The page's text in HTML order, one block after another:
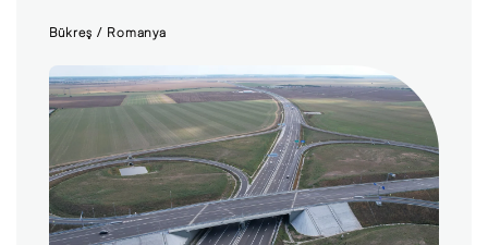
Bükreş / Romanya